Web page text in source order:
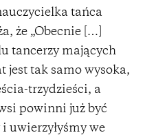
tańca
że „Obecnie […]
tancerzy mających
jest tak samo wysoka,
trzydzieści, a
powinni już być
uwierzyłyśmy we